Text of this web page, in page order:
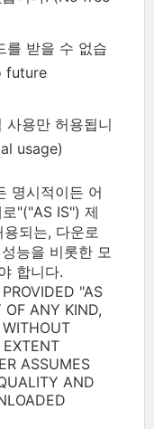
를 받을 수 없습
future
사용만 허용됩니
usage)
명시적이든 어
"("AS IS") 제
되는, 다운로
능을 비롯한 모
합니다.
"AS
OF ANY KIND,
WITHOUT
ASSUMES
AND